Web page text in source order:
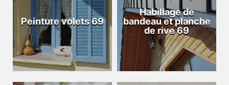
Peinture volets 69
Habillage de
bandeau et planche
de rive 69